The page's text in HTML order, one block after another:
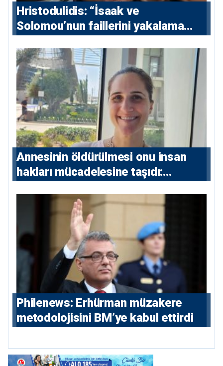
Hristodulidis: “İsaak ve
Solomou’nun faillerini yakalama
ve 5 uluslararası tutuklama emri
çıkarıldı”
Annesinin öldürülmesi onu insan
hakları mücadelesine taşıdı:
hikayesi
Philenews: Erhürman müzakere
metodolojisini BM’ye kabul ettirdi